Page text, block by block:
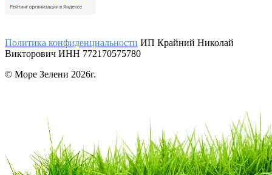
Политика конфиденциальности ИП Крайний Николай
Викторович ИНН 772170575780
© Море Зелени 2026г.